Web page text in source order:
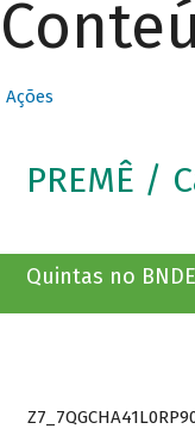
Ações
PREMÊ /
Quintas no